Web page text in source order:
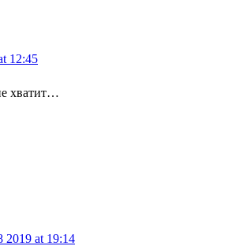
12:45
хватит…
2019 at 19:14